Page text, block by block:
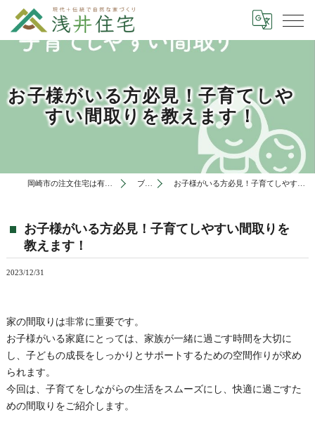
お子様がいる方必見！子育てしや
すい間取りを教えます！
岡崎市の注文住宅は有限会社浅井住宅 ブログ お子様がいる方必見！子育てしやすい間取りを教えます！
お子様がいる方必見！子育てしやすい間取りを
教えます！
2023/12/31
家の間取りは非常に重要です。
お子様がいる家庭にとっては、家族が一緒に過ごす時間を大切に
し、子どもの成長をしっかりとサポートするための空間作りが求め
られます。
今回は、子育てをしながらの生活をスムーズにし、快適に過ごすた
めの間取りをご紹介します。